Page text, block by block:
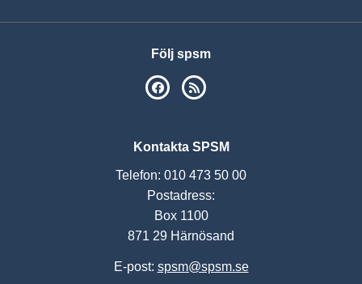
Följ spsm
SPSM på Facebook
Kontakta SPSM
Telefon: 010 473 50 00
Postadress:
Box 1100
871 29 Härnösand
E-post: spsm@spsm.se